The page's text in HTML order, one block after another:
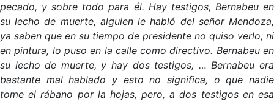
pecado, y sobre todo para él. Hay testigos, Bernabeu en
su lecho de muerte, alguien le habló del señor Mendoza,
ya saben que en su tiempo de presidente no quiso verlo, ni
en pintura, lo puso en la calle como directivo. Bernabeu en
su lecho de muerte, y hay dos testigos, … Bernabeu era
bastante mal hablado y esto no significa, o que nadie
tome el rábano por la hojas, pero, a dos testigos en esa